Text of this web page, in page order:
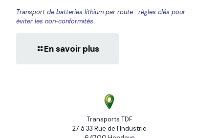
Transport de batteries lithium par route : règles clés pour
éviter les non‑conformités
En savoir plus
Transports TDF
27 à 33 Rue de l'Industrie